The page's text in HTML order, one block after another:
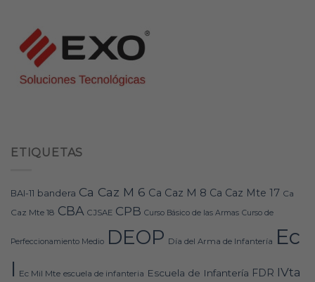
ETIQUETAS
BAI-11 bandera Ca Caz M 6 Ca Caz M 8 Ca Caz Mte 17 Ca
Caz Mte 18 CBA CJSAE CPB Curso Básico de las Armas Curso de
Perfeccionamiento Medio DEOP Día del Arma de Infantería Ec
I Ec Mil Mte escuela de infanteria Escuela de Infantería FDR IVta